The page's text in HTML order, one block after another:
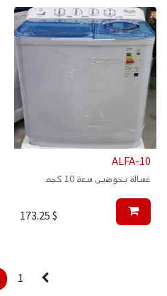
ALFA-10
غسالة بحوضين سعة 10 كجم
$
173.25
1